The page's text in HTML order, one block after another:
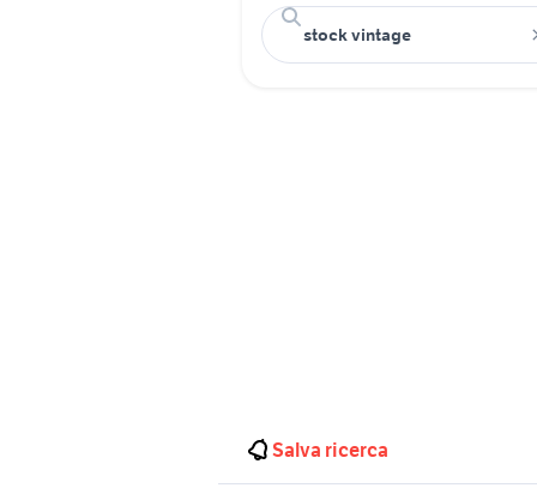
Salva ricerca